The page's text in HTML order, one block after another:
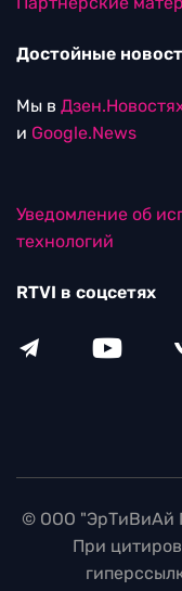
Достойные
Мы в
и Google.News
Уведомление об
технологий
RTVI в соцсетях
© ООО "ЭрТиВиАй
При